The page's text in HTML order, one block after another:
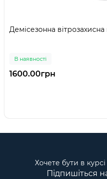
Демісезонна
В наявності
1600.00грн
Хочете бути в
Підпишіться